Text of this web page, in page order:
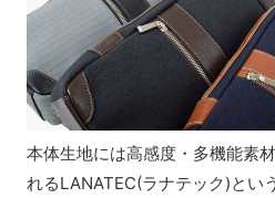
本体生地には高感度・多機能素
れるLANATEC(ラナテック)とい